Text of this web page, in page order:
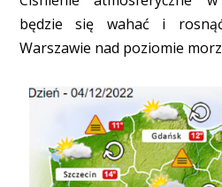
będzie się wahać i
Warszawie nad poziomie